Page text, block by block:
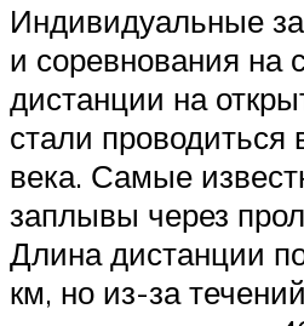
Индивидуальные
и соревнования на
дистанции на
стали проводиться
века. Самые
заплывы через
Длина дистанции
км, но из-за